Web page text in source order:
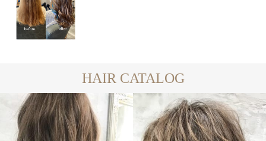
HAIR CATALOG